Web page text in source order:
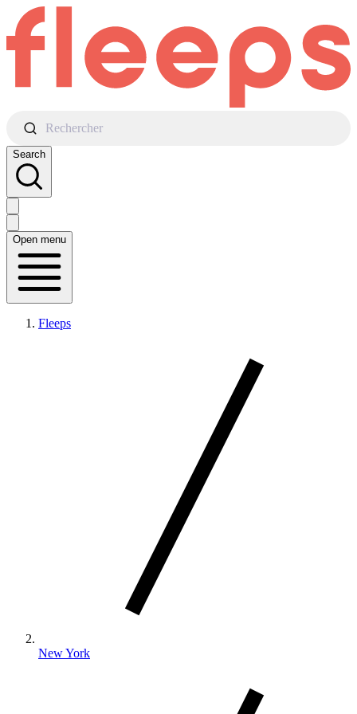
Rechercher
Search
Open menu
Fleeps
New York